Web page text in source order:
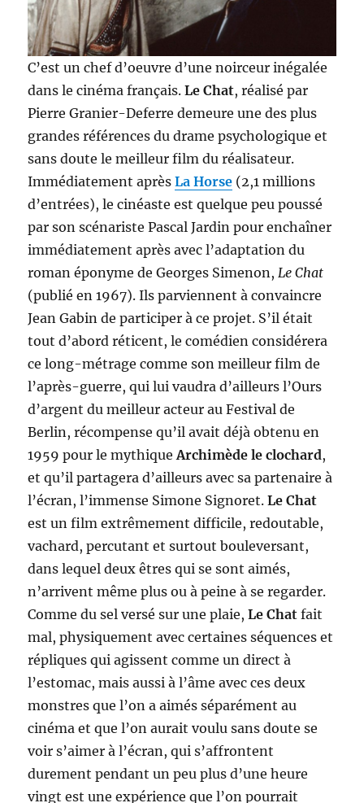
C’est un chef d’oeuvre d’une noirceur inégalée
dans le cinéma français.Le Chat, réalisé par
Pierre Granier-Deferre demeure une des plus
grandes références du drame psychologique et
sans doute le meilleur film du réalisateur.
Immédiatement après La Horse (2,1 millions
d’entrées), le cinéaste est quelque peu poussé
par son scénariste Pascal Jardin pour enchaîner
immédiatement après avec l’adaptation du
roman éponyme de Georges Simenon, Le Chat
(publié en 1967). Ils parviennent à convaincre
Jean Gabin de participer à ce projet. S’il était
tout d’abord réticent, le comédien considérera
ce long-métrage comme son meilleur film de
l’après-guerre, qui lui vaudra d’ailleurs l’Ours
d’argent du meilleur acteur au Festival de
Berlin, récompense qu’il avait déjà obtenu en
1959 pour le mythiqueArchimède le clochard,
et qu’il partagera d’ailleurs avec sa partenaire à
l’écran, l’immense Simone Signoret.Le Chat
est un film extrêmement difficile, redoutable,
vachard, percutant et surtout bouleversant,
dans lequel deux êtres qui se sont aimés,
n’arrivent même plus ou à peine à se regarder.
Comme du sel versé sur une plaie,Le Chatfait
mal, physiquement avec certaines séquences et
répliques qui agissent comme un direct à
l’estomac, mais aussi à l’âme avec ces deux
monstres que l’on a aimés séparément au
cinéma et que l’on aurait voulu sans doute se
voir s’aimer à l’écran, qui s’affrontent
durement pendant un peu plus d’une heure
vingt est une expérience que l’on pourrait